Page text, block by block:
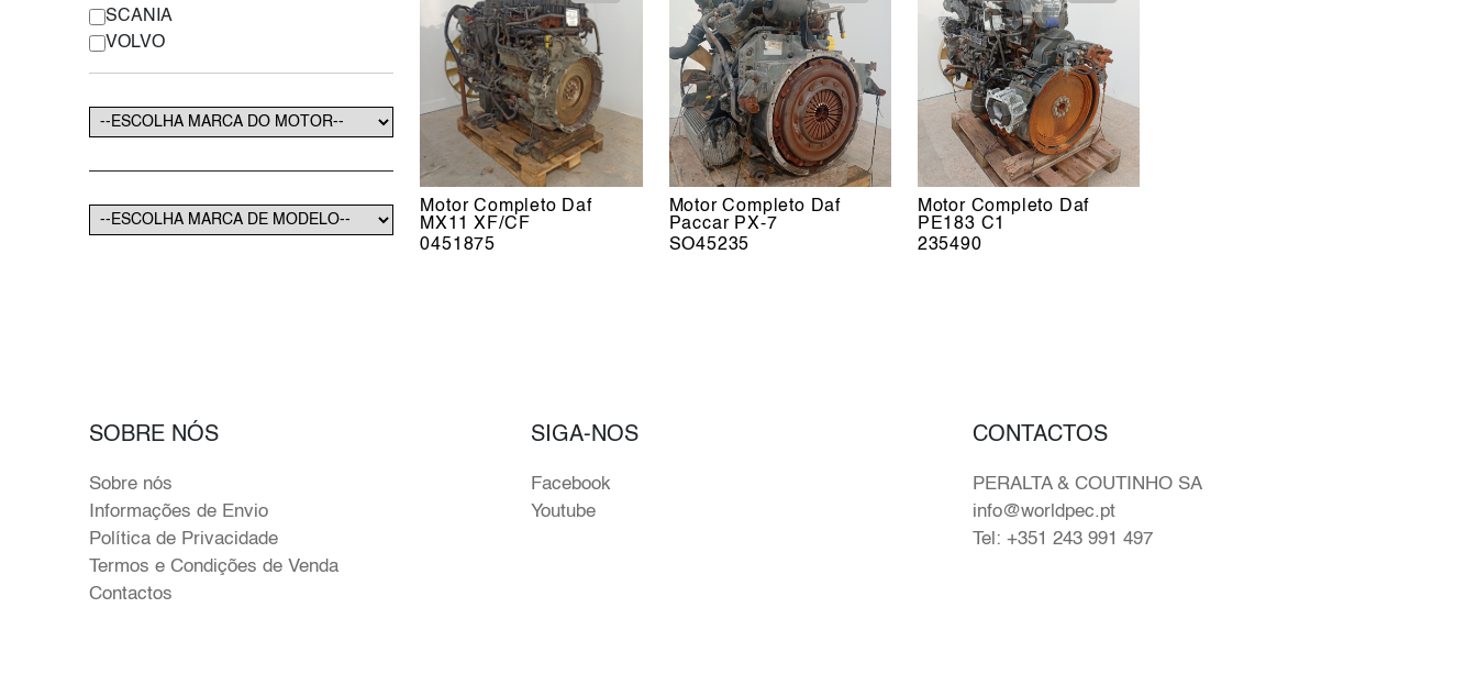
SCANIA
VOLVO
Motor Completo Daf
MX11 XF/CF
0451875
Motor Completo Daf
Paccar PX-7
SO45235
Motor Completo Daf
PE183 C1
235490
SOBRE NÓS
Sobre nós
Informações de Envio
Política de Privacidade
Termos e Condições de Venda
Contactos
SIGA-NOS
Facebook
Youtube
CONTACTOS
PERALTA & COUTINHO SA
info@worldpec.pt
Tel: +351 243 991 497